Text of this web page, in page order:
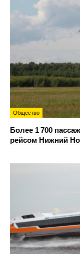
Общество
Более 1 700
рейсом Нижний